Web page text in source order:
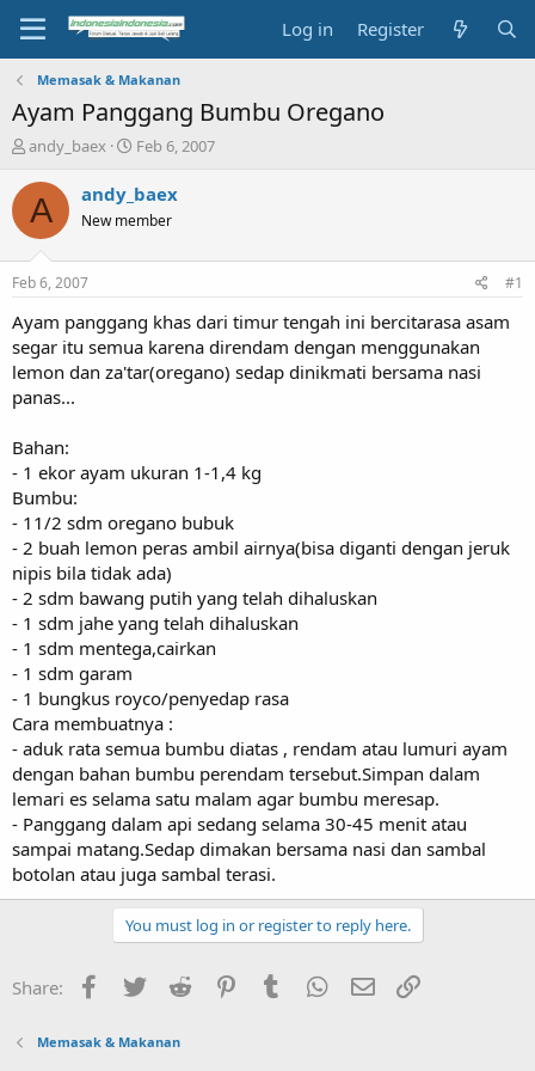
Log in Register
Memasak & Makanan
Ayam Panggang Bumbu Oregano
T
r
e
a
s
t
a
r
t
e
r
andy_baex
S
a
t
e
Feb 6, 2007
A andy_baex
New member
Feb 6, 2007 #1
Ayam panggang khas dari timur tengah ini bercitarasa asam
segar itu semua karena direndam dengan menggunakan
lemon dan za'tar(oregano) sedap dinikmati bersama nasi
panas...
Bahan:
- 1 ekor ayam ukuran 1-1,4 kg
Bumbu:
- 11/2 sdm oregano bubuk
- 2 buah lemon peras ambil airnya(bisa diganti dengan jeruk
nipis bila tidak ada)
- 2 sdm bawang putih yang telah dihaluskan
- 1 sdm jahe yang telah dihaluskan
- 1 sdm mentega,cairkan
- 1 sdm garam
- 1 bungkus royco/penyedap rasa
Cara membuatnya :
- aduk rata semua bumbu diatas , rendam atau lumuri ayam
dengan bahan bumbu perendam tersebut.Simpan dalam
lemari es selama satu malam agar bumbu meresap.
- Panggang dalam api sedang selama 30-45 menit atau
sampai matang.Sedap dimakan bersama nasi dan sambal
botolan atau juga sambal terasi.
You must log in or register to reply here.
Share: Facebook
Twitter Reddit PinterestTumblr WhatsApp
Email
Memasak & Makanan